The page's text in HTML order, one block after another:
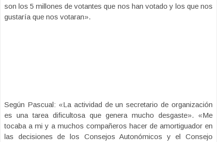
son los 5 millones de votantes que nos han votado y los que nos
gustaría que nos votaran».
Según Pascual: «La actividad de un secretario de organización
es una tarea dificultosa que genera mucho desgaste». «Me
tocaba a mi y a muchos compañeros hacer de amortiguador en
las decisiones de los Consejos Autonómicos y el Consejo